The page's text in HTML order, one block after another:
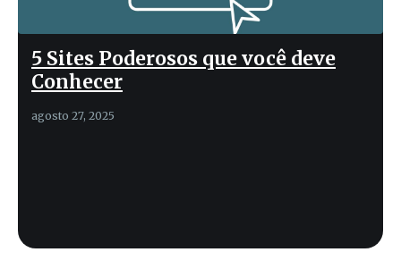
5 Sites Poderosos que você deve
Conhecer
agosto 27, 2025